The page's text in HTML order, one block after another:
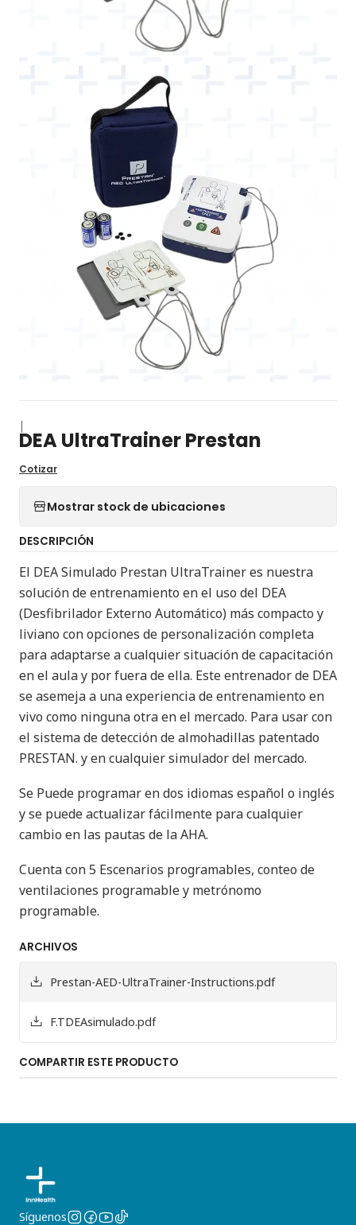
|
DEA UltraTrainer Prestan
Cotizar
Mostrar stock de ubicaciones
DESCRIPCIÓN
El DEA Simulado Prestan UltraTrainer es nuestra
solución de entrenamiento en el uso del DEA
(Desfibrilador Externo Automático) más compacto y
liviano con opciones de personalización completa
para adaptarse a cualquier situación de capacitación
en el aula y por fuera de ella. Este entrenador de DEA
se asemeja a una experiencia de entrenamiento en
vivo como ninguna otra en el mercado. Para usar con
el sistema de detección de almohadillas patentado
PRESTAN. y en cualquier simulador del mercado.
Se Puede programar en dos idiomas español o inglés
y se puede actualizar fácilmente para cualquier
cambio en las pautas de la AHA.
Cuenta con 5 Escenarios programables, conteo de
ventilaciones programable y metrónomo
programable.
ARCHIVOS
Prestan-AED-UltraTrainer-Instructions.pdf
F.TDEAsimulado.pdf
COMPARTIR ESTE PRODUCTO
Síguenos